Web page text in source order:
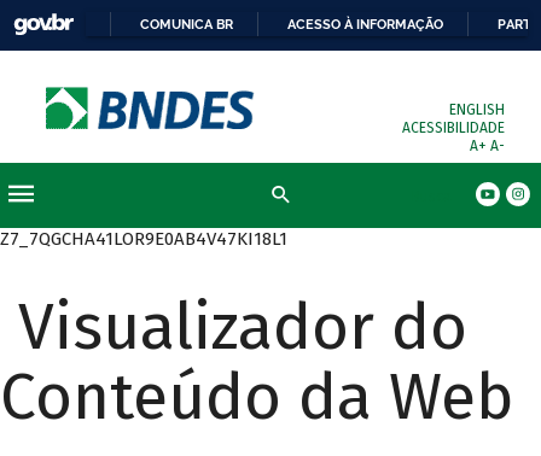
COMUNICA BR ACESSO À INFORMAÇÃO
ENGLISH
ACESSIBILIDADE
A+ A-
Z7_7QGCHA41LOR9E0AB4V47KI18L1
Visualizador do
Conteúdo da Web